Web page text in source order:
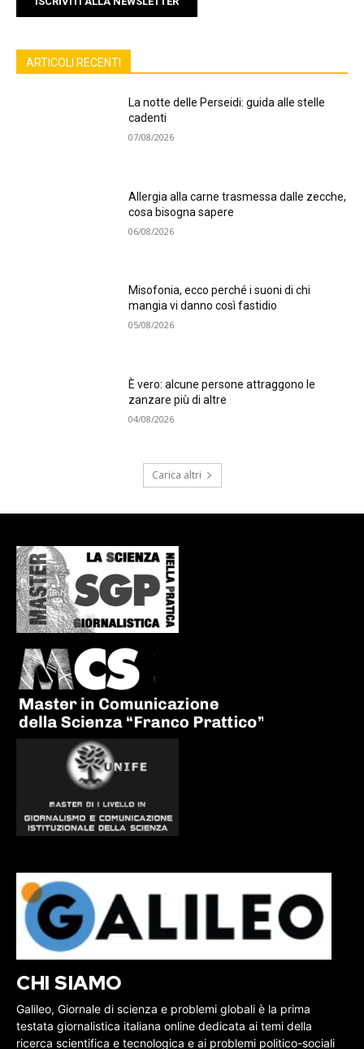
ARTICOLI RECENTI
La notte delle Perseidi: guida alle stelle
cadenti
07/08/2026
Allergia alla carne trasmessa dalle zecche,
cosa bisogna sapere
06/08/2026
Misofonia, ecco perché i suoni di chi
mangia vi danno così fastidio
05/08/2026
È vero: alcune persone attraggono le
zanzare più di altre
04/08/2026
Carica altri
CHI SIAMO
Galileo, Giornale di scienza e problemi globali è la prima
testata giornalistica italiana online dedicata ai temi della
ricerca scientifica e tecnologica e ai problemi politico-sociali